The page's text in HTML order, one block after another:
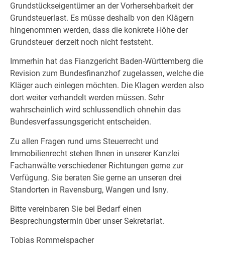
Grundstückseigentümer an der Vorhersehbarkeit der
Grundsteuerlast. Es müsse deshalb von den Klägern
hingenommen werden, dass die konkrete Höhe der
Grundsteuer derzeit noch nicht feststeht.
Immerhin hat das Fianzgericht Baden-Württemberg die
Revision zum Bundesfinanzhof zugelassen, welche die
Kläger auch einlegen möchten. Die Klagen werden also
dort weiter verhandelt werden müssen. Sehr
wahrscheinlich wird schlussendlich ohnehin das
Bundesverfassungsgericht entscheiden.
Zu allen Fragen rund ums Steuerrecht und
Immobilienrecht stehen Ihnen in unserer Kanzlei
Fachanwälte verschiedener Richtungen gerne zur
Verfügung. Sie beraten Sie gerne an unseren drei
Standorten in Ravensburg, Wangen und Isny.
Bitte vereinbaren Sie bei Bedarf einen
Besprechungstermin über unser Sekretariat.
Tobias Rommelspacher